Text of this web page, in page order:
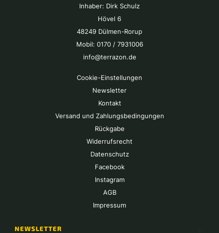
Inhaber: Dirk Schulz
Hövel 6
48249 Dülmen-Rorup
Mobil: 0170 / 7931006
info@terrazon.de
Cookie-Einstellungen
Newsletter
Kontakt
Versand und Zahlungsbedingungen
Rückgabe
Widerrufsrecht
Datenschutz
Facebook
Instagram
AGB
Impressum
NEWSLETTER